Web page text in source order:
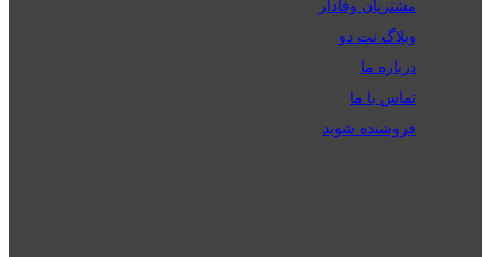
مشتریان وفادار
وبلاگ نت دو
درباره ما
تماس با ما
فروشنده شوید